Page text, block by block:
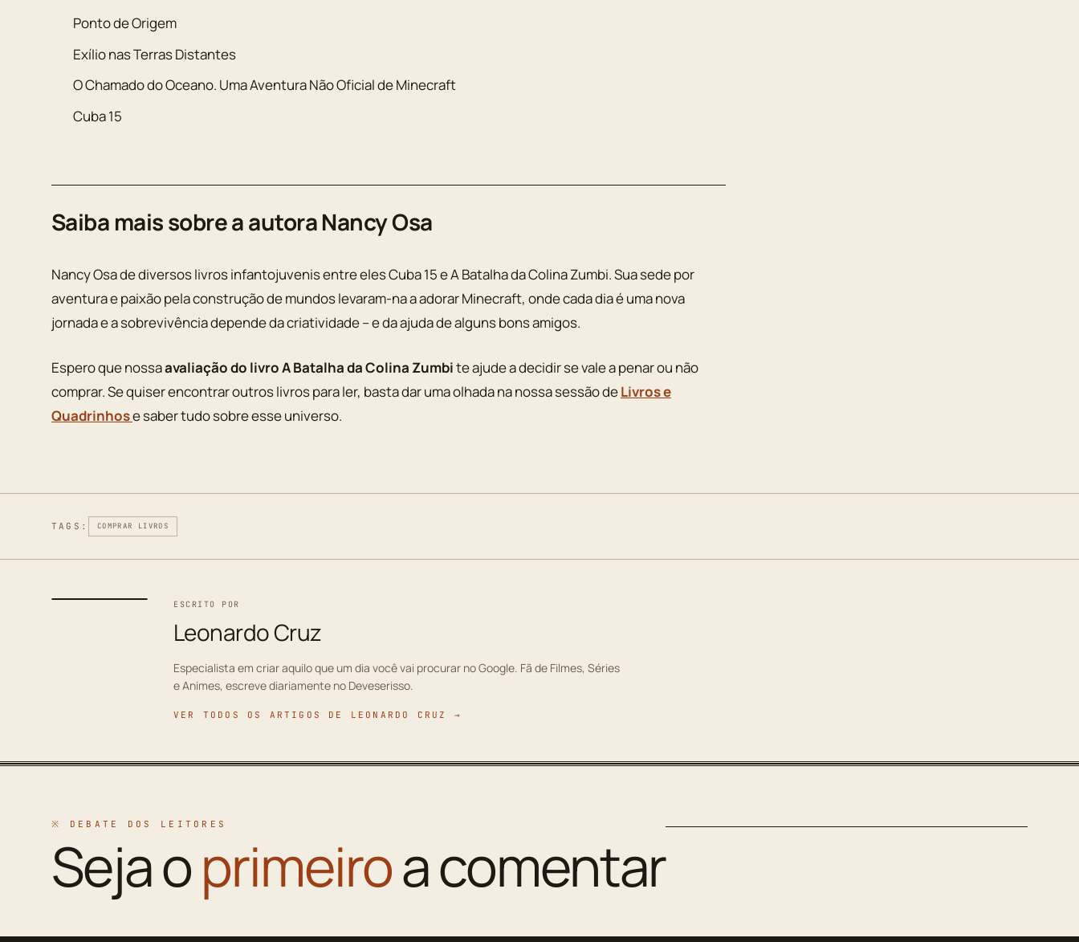
Ponto de Origem
Exílio nas Terras Distantes
O Chamado do Oceano. Uma Aventura Não Oficial de Minecraft
Cuba 15
Saiba mais sobre a autora Nancy Osa
Nancy Osa de diversos livros infantojuvenis entre eles Cuba 15 e A Batalha da Colina Zumbi. Sua sede por
aventura e paixão pela construção de mundos levaram-na a adorar Minecraft, onde cada dia é uma nova
jornada e a sobrevivência depende da criatividade – e da ajuda de alguns bons amigos.
Espero que nossaavaliação do livro A Batalha da Colina Zumbite ajude a decidir se vale a penar ou não
comprar. Se quiser encontrar outros livros para ler, basta dar uma olhada na nossa sessão deLivros e
Quadrinhose saber tudo sobre esse universo.
TAGS: COMPRAR LIVROS
ESCRITO POR
Leonardo Cruz
Especialista em criar aquilo que um dia você vai procurar no Google. Fã de Filmes, Séries
e Animes, escreve diariamente no Deveserisso.
VER TODOS OS ARTIGOS DE LEONARDO CRUZ →
※ DEBATE DOS LEITORES
Seja oprimeiroa comentar